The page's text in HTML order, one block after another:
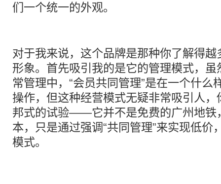
们一个统一的外观。
对于我来说，这个品牌是那种你了解得
形象。首先吸引我的是它的管理模式，
常管理中，“会员共同管理”是在一个什么
操作，但这种经营模式无疑非常吸引人
邦式的试验——它并不是免费的广州地铁
本，只是通过强调“共同管理”来实现低价
模式。